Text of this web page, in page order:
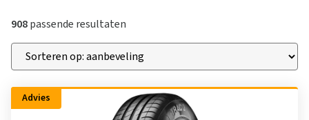
908passende resultaten
Advies